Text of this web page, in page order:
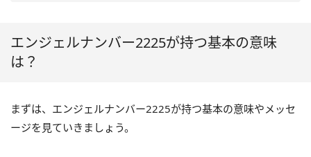
エンジェルナンバー2225が持つ基本の意味
は？
まずは、エンジェルナンバー2225が持つ基本の意味やメッセ
ージを見ていきましょう。